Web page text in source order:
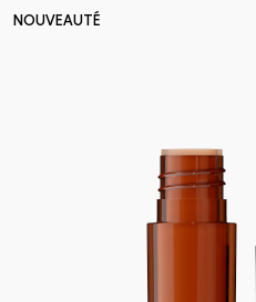
NOUVEAUTÉ